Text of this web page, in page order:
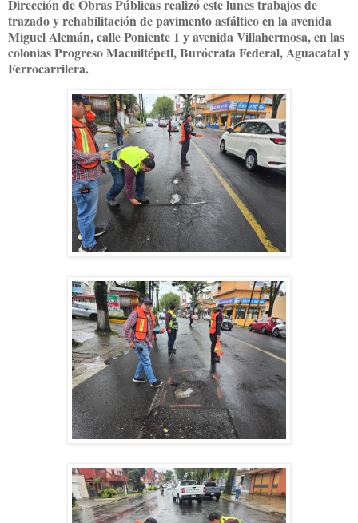
Dirección de Obras Públicas realizó este lunes trabajos de
trazado y rehabilitación de pavimento asfáltico en la avenida
Miguel Alemán, calle Poniente 1 y avenida Villahermosa, en las
colonias Progreso Macuiltépetl, Burócrata Federal, Aguacatal y
Ferrocarrilera.